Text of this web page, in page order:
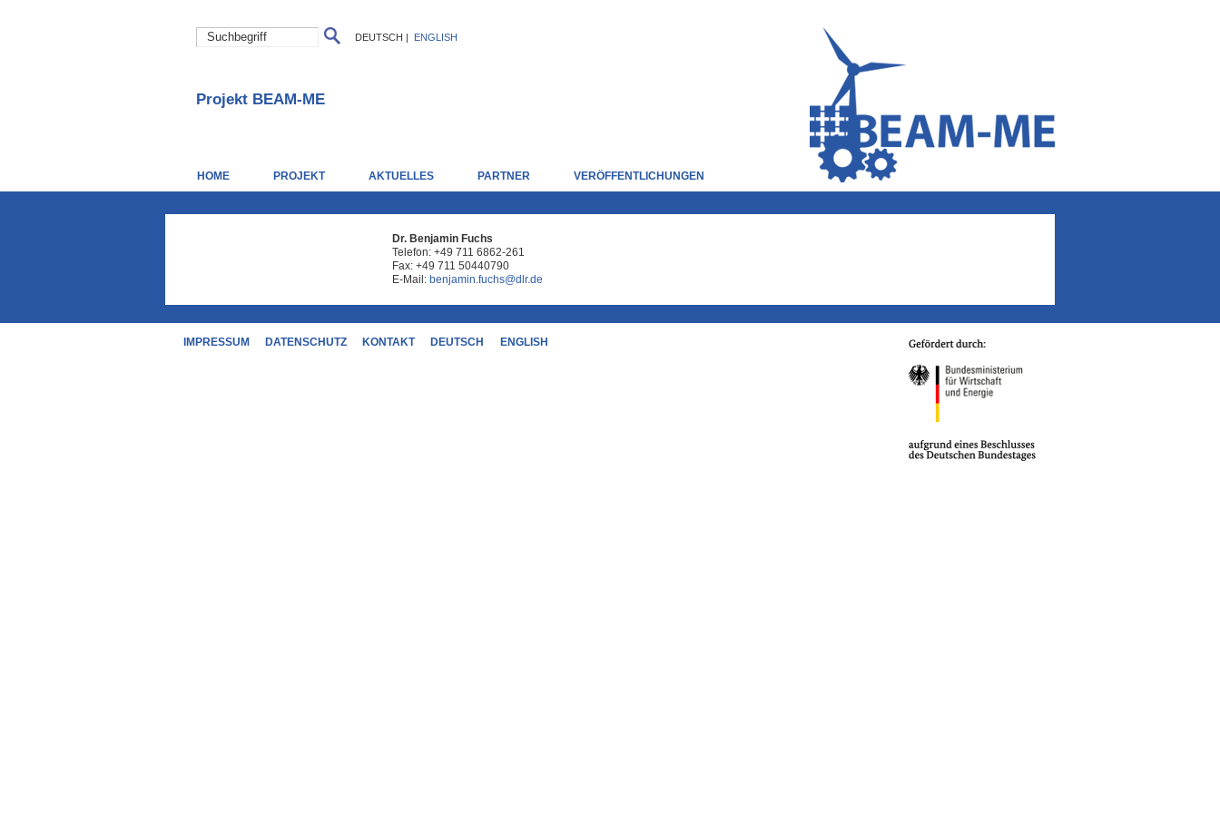
DEUTSCH | ENGLISH
Projekt BEAM-ME
HOME PROJEKT AKTUELLES PARTNER VERÖFFENTLICHUNGEN
Dr. Benjamin Fuchs
Telefon: +49 711 6862-261
Fax: +49 711 50440790
E-Mail: benjamin.fuchs@dlr.de
IMPRESSUM DATENSCHUTZ KONTAKT DEUTSCH ENGLISH